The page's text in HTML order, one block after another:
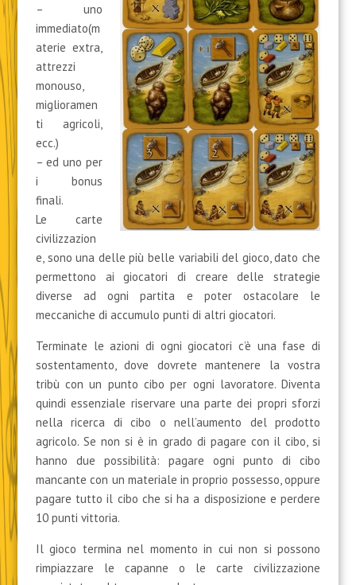
– uno
immediato(m
aterie extra,
attrezzi
monouso,
miglioramen
ti agricoli,
ecc.)
– ed uno per
i bonus
finali.
Le carte
civilizzazion
e, sono una delle più belle variabili del gioco, dato che
permettono ai giocatori di creare delle strategie
diverse ad ogni partita e poter ostacolare le
meccaniche di accumulo punti di altri giocatori.
Terminate le azioni di ogni giocatori c’è una fase di
sostentamento, dove dovrete mantenere la vostra
tribù con un punto cibo per ogni lavoratore. Diventa
quindi essenziale riservare una parte dei propri sforzi
nella ricerca di cibo o nell’aumento del prodotto
agricolo. Se non si è in grado di pagare con il cibo, si
hanno due possibilità: pagare ogni punto di cibo
mancante con un materiale in proprio possesso, oppure
pagare tutto il cibo che si ha a disposizione e perdere
10 punti vittoria.
Il gioco termina nel momento in cui non si possono
rimpiazzare le capanne o le carte civilizzazione